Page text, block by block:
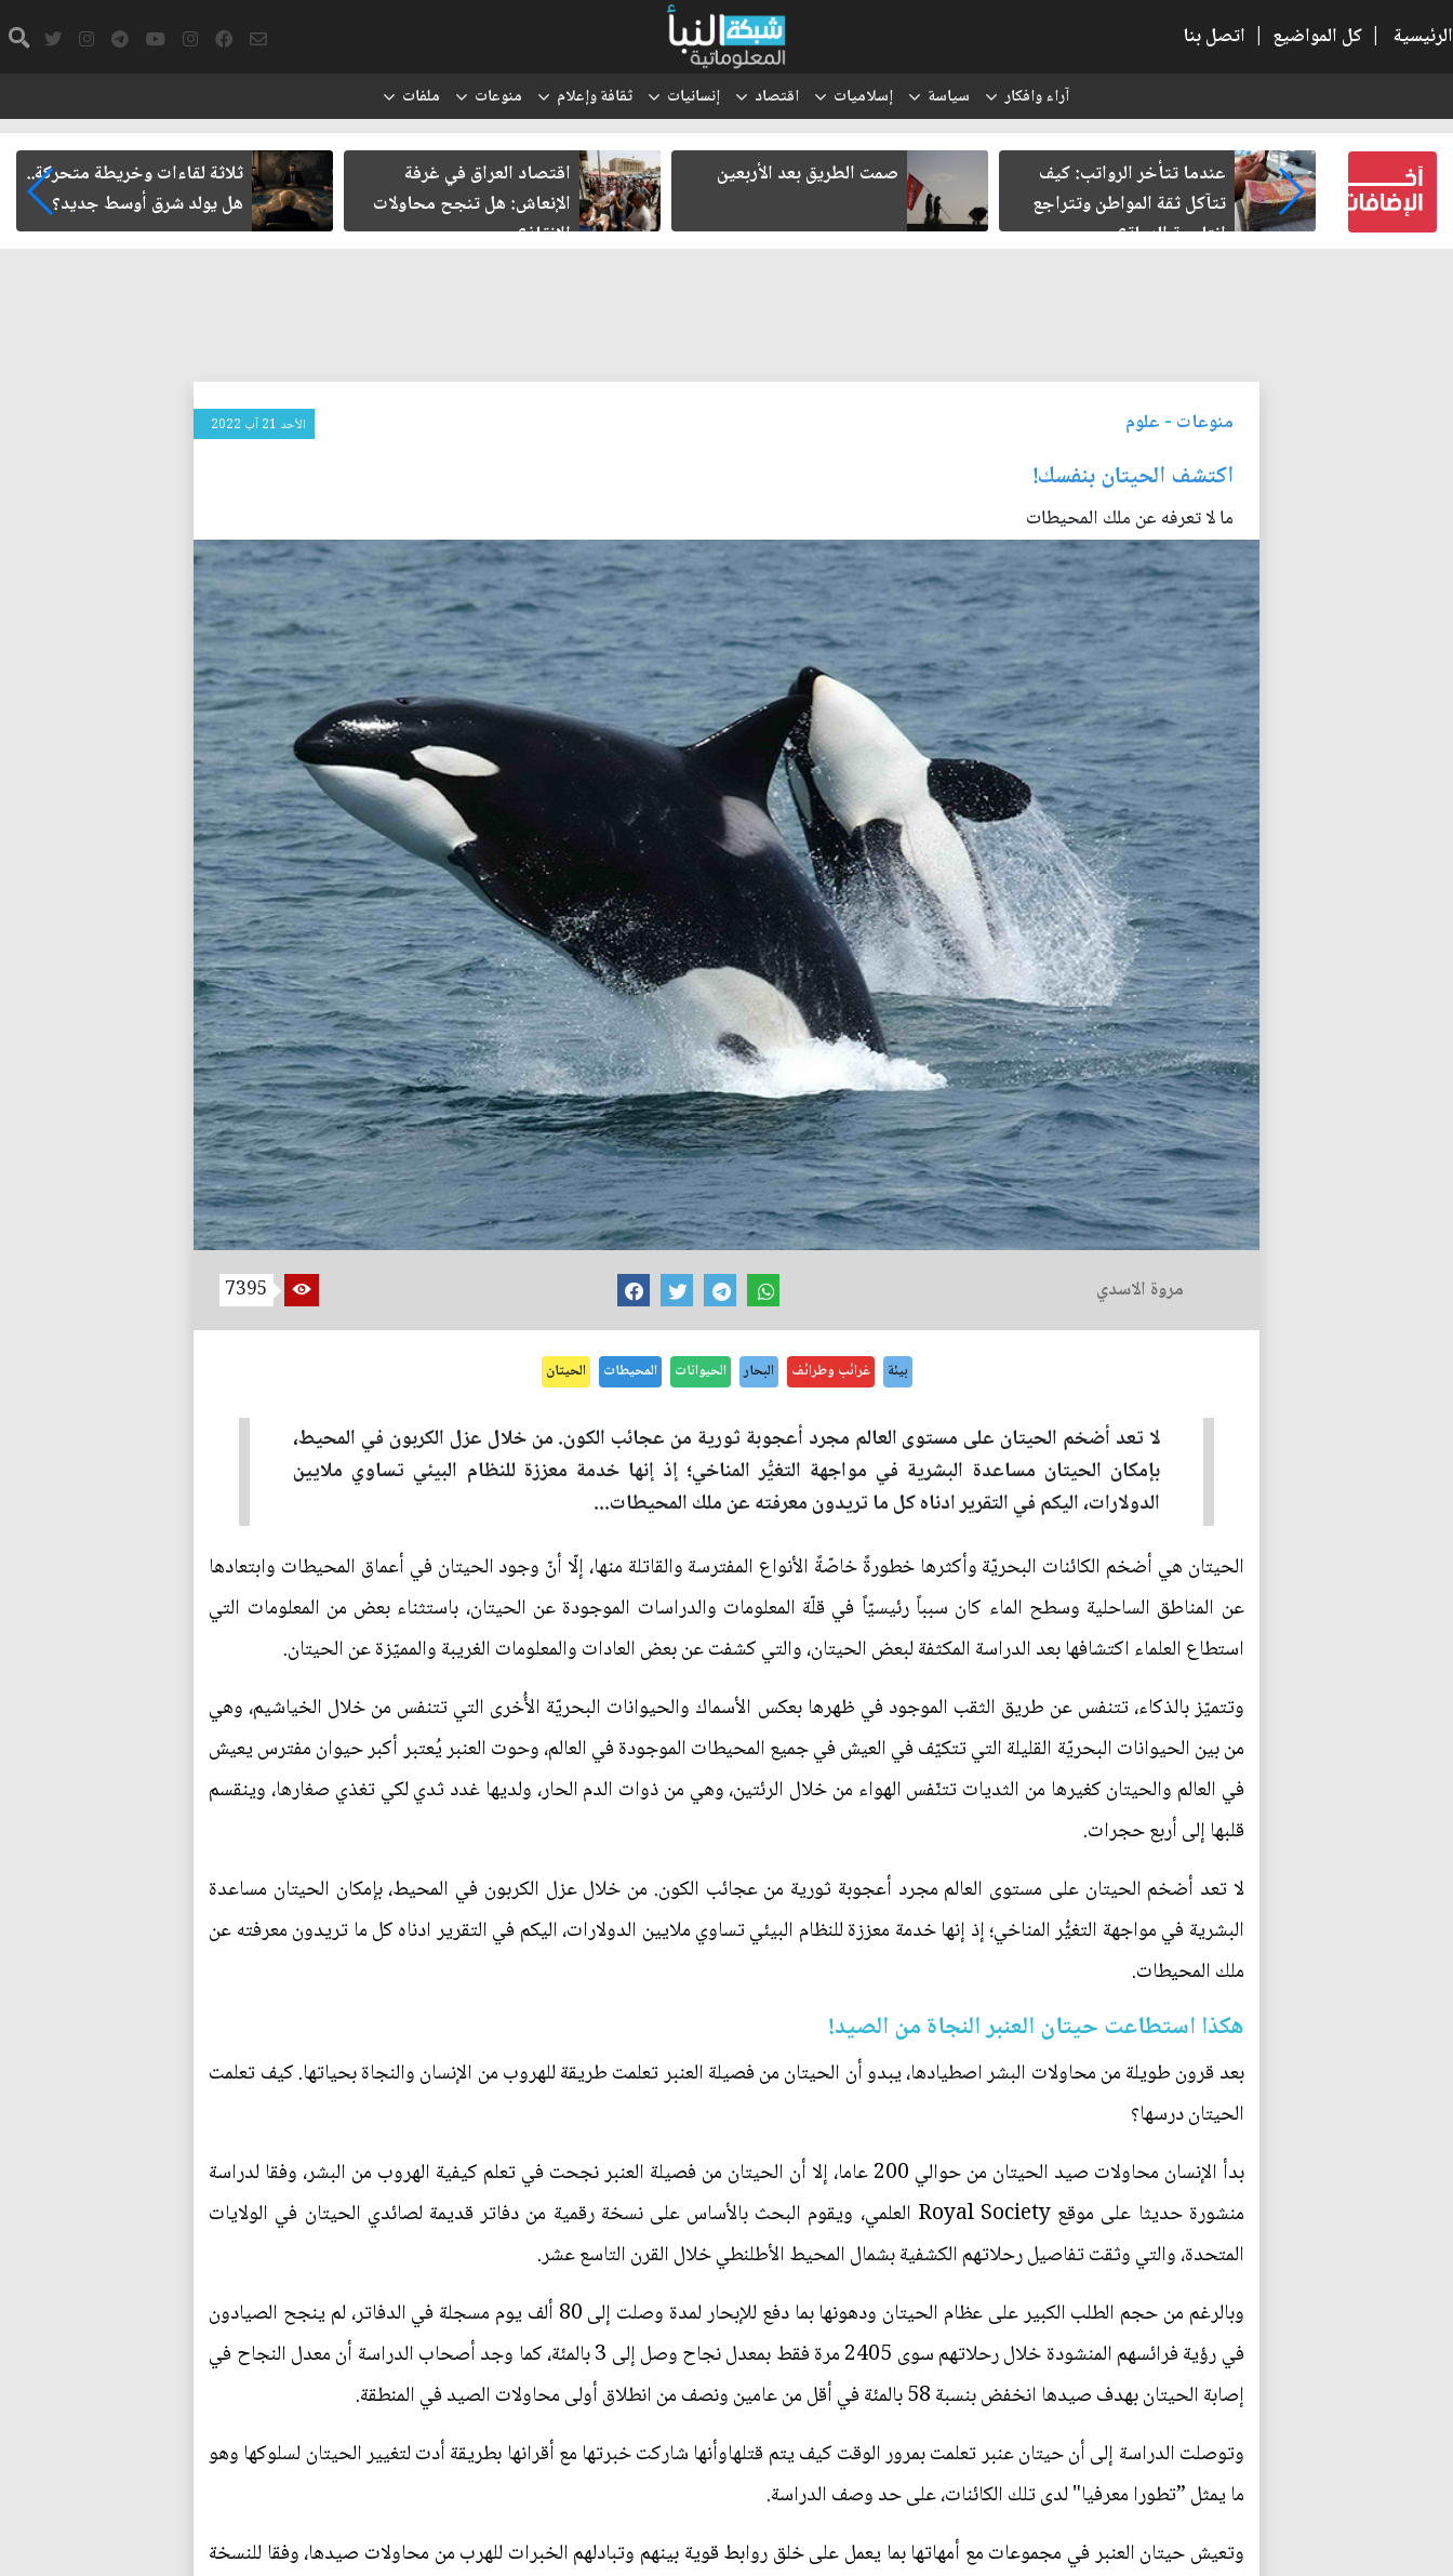
الرئيسية | كل المواضيع | اتصل بنا
آراء وافكار سياسة إسلاميات اقتصاد إنسانيات ثقافة وإعلام منوعات ملفات
حين
عندما تتأخر الرواتب: كيف
تتآكل ثقة المواطن وتتراجع
إنتاجية الدولة؟
صمت الطريق بعد الأربعين
اقتصاد العراق في غرفة
الإنعاش: هل تنجح محاولات
الإنقاذ؟
ثلاثة لقاءات وخريطة متحركة..
هل يولد شرق أوسط جديد؟
منوعات - علوم الأحد 21 آب 2022
اكتشف الحيتان بنفسك!
ما لا تعرفه عن ملك المحيطات
مروة الاسدي 7395
بيئة غرائب وطرائف البحار الحيوانات المحيطات الحيتان
لا تعد أضخم الحيتان على مستوى العالم مجرد أعجوبة ثورية من عجائب الكون. من خلال عزل الكربون في المحيط،
بإمكان الحيتان مساعدة البشرية في مواجهة التغيُّر المناخي؛ إذ إنها خدمة معززة للنظام البيئي تساوي ملايين
الدولارات، اليكم في التقرير ادناه كل ما تريدون معرفته عن ملك المحيطات...
الحيتان هي أضخم الكائنات البحريّة وأكثرها خطورةً خاصّةً الأنواع المفترسة والقاتلة منها، إلّا أنّ وجود الحيتان في أعماق المحيطات وابتعادها
عن المناطق الساحلية وسطح الماء كان سبباً رئيسيّاً في قلّة المعلومات والدراسات الموجودة عن الحيتان، باستثناء بعض من المعلومات التي
استطاع العلماء اكتشافها بعد الدراسة المكثفة لبعض الحيتان، والتي كشفت عن بعض العادات والمعلومات الغريبة والمميّزة عن الحيتان.
وتتميّز بالذكاء، تتنفس عن طريق الثقب الموجود في ظهرها بعكس الأسماك والحيوانات البحريّة الأُخرى التي تتنفس من خلال الخياشيم، وهي
من بين الحيوانات البحريّة القليلة التي تتكيّف في العيش في جميع المحيطات الموجودة في العالم، وحوت العنبر يُعتبر أكبر حيوان مفترس يعيش
في العالم والحيتان كغيرها من الثديات تتنّفس الهواء من خلال الرئتين، وهي من ذوات الدم الحار، ولديها غدد ثدي لكي تغذي صغارها، وينقسم
قلبها إلى أربع حجرات.
لا تعد أضخم الحيتان على مستوى العالم مجرد أعجوبة ثورية من عجائب الكون. من خلال عزل الكربون في المحيط، بإمكان الحيتان مساعدة
البشرية في مواجهة التغيُّر المناخي؛ إذ إنها خدمة معززة للنظام البيئي تساوي ملايين الدولارات، اليكم في التقرير ادناه كل ما تريدون معرفته عن
ملك المحيطات.
هكذا استطاعت حيتان العنبر النجاة من الصيد!
بعد قرون طويلة من محاولات البشر اصطيادها، يبدو أن الحيتان من فصيلة العنبر تعلمت طريقة للهروب من الإنسان والنجاة بحياتها. كيف تعلمت
الحيتان درسها؟
بدأ الإنسان محاولات صيد الحيتان من حوالي 200 عاما، إلا أن الحيتان من فصيلة العنبر نجحت في تعلم كيفية الهروب من البشر، وفقا لدراسة
منشورة حديثا على موقع Royal Society العلمي، ويقوم البحث بالأساس على نسخة رقمية من دفاتر قديمة لصائدي الحيتان في الولايات
المتحدة، والتي وثقت تفاصيل رحلاتهم الكشفية بشمال المحيط الأطلنطي خلال القرن التاسع عشر.
وبالرغم من حجم الطلب الكبير على عظام الحيتان ودهونها بما دفع للإبحار لمدة وصلت إلى 80 ألف يوم مسجلة في الدفاتر، لم ينجح الصيادون
في رؤية فرائسهم المنشودة خلال رحلاتهم سوى 2405 مرة فقط بمعدل نجاح وصل إلى 3 بالمئة، كما وجد أصحاب الدراسة أن معدل النجاح في
إصابة الحيتان بهدف صيدها انخفض بنسبة 58 بالمئة في أقل من عامين ونصف من انطلاق أولى محاولات الصيد في المنطقة.
وتوصلت الدراسة إلى أن حيتان عنبر تعلمت بمرور الوقت كيف يتم قتلهاوأنها شاركت خبرتها مع أقرانها بطريقة أدت لتغيير الحيتان لسلوكها وهو
ما يمثل ”تطورا معرفيا" لدى تلك الكائنات، على حد وصف الدراسة.
وتعيش حيتان العنبر في مجموعات مع أمهاتها بما يعمل على خلق روابط قوية بينهم وتبادلهم الخبرات للهرب من محاولات صيدها، وفقا للنسخة